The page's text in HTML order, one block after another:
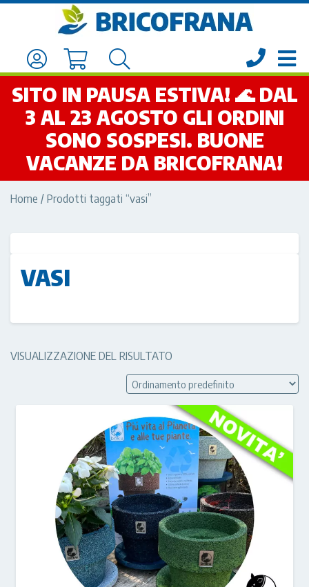
SITO IN PAUSA ESTIVA! 🌊 DAL
3 AL 23 AGOSTO GLI ORDINI
SONO SOSPESI. BUONE
VACANZE DA BRICOFRANA!
Home / Prodotti taggati “vasi”
VASI
VISUALIZZAZIONE DEL RISULTATO